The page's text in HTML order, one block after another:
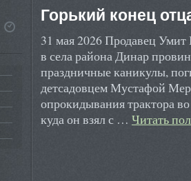
Горький конец
31 мая 2026 Продавец
в села района Динар
праздничные каникулы,
детсадовцем Мустафой
опрокидывания трактора
куда он взял с … Читать